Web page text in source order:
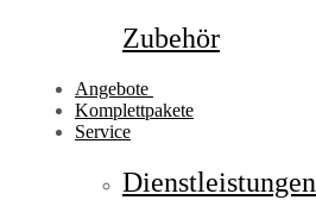
Zubehör
Angebote
Komplettpakete
Service
Dienstleistungen